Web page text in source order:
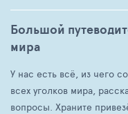
Большой
мира
У нас есть всё, из чего
всех уголков мира,
вопросы. Храните